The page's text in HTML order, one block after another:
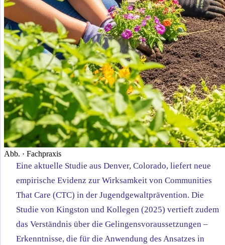
Abb. · Fachpraxis
Eine aktuelle Studie aus Denver, Colorado, liefert neue
empirische Evidenz zur Wirksamkeit von Communities
That Care (CTC) in der Jugendgewaltprävention. Die
Studie von Kingston und Kollegen (2025) vertieft zudem
das Verständnis über die Gelingensvoraussetzungen –
Erkenntnisse, die für die Anwendung des Ansatzes in